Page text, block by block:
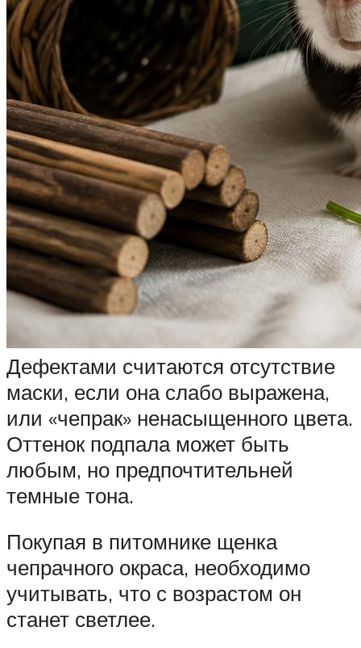
Дефектами считаются отсутствие
маски, если она слабо выражена,
или «чепрак» ненасыщенного цвета.
Оттенок подпала может быть
любым, но предпочтительней
темные тона.
Покупая в питомнике щенка
чепрачного окраса, необходимо
учитывать, что с возрастом он
станет светлее.